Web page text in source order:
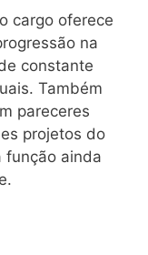
cargo oferece
na
constante
Também
pareceres
projetos do
função ainda